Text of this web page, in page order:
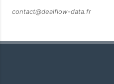
contact@dealflow-data.fr